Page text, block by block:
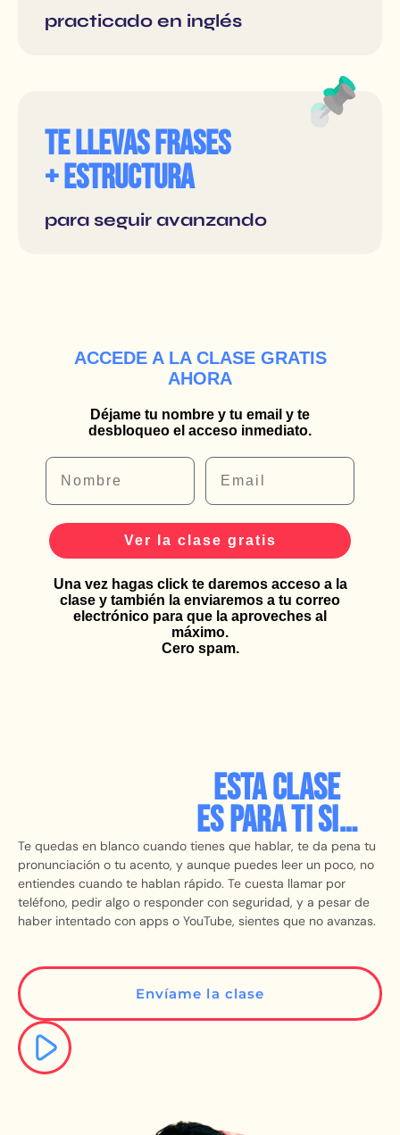
practicado en inglés
Te llevas frases
+ estructura
para seguir avanzando
ACCEDE A LA CLASE GRATIS
AHORA
Déjame tu nombre y tu email y te
desbloqueo el acceso inmediato.
Nombre Email
Ver la clase gratis
Una vez hagas click te daremos acceso a la
clase y también la enviaremos a tu correo
electrónico para que la aproveches al
máximo.
Cero spam.
Esta clase
es para ti si…
Te quedas en blanco cuando tienes que hablar, te da pena tu
pronunciación o tu acento, y aunque puedes leer un poco, no
entiendes cuando te hablan rápido. Te cuesta llamar por
teléfono, pedir algo o responder con seguridad, y a pesar de
haber intentado con apps o YouTube, sientes que no avanzas.
Envíame la clase